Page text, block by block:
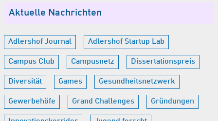
Aktuelle Nachrichten
Adlershof Journal Adlershof Startup Lab
Campus Club Campusnetz Dissertationspreis
Diversität Games Gesundheitsnetzwerk
Gewerbehöfe Grand Challenges Gründungen